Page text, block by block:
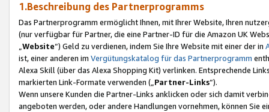
1.Beschreibung des Partnerprogramms
Das Partnerprogramm ermöglicht Ihnen, mit Ihrer Website, Ihren
(nur verfügbar für Partner, die eine Partner-ID für die Amazon UK
Website“) Geld zu verdienen, indem Sie Ihre Website mit einer der in
ist, einer anderen im Vergütungskatalog für das Partnerprogramm
Alexa Skill (über das Alexa Shopping Kit) verlinken. Entsprechende
markierten Link-Formate verwenden („ Partner-Links“).
Wenn unsere Kunden die Partner-Links anklicken oder sich damit
angeboten werden, oder andere Handlungen vornehmen, können Sie